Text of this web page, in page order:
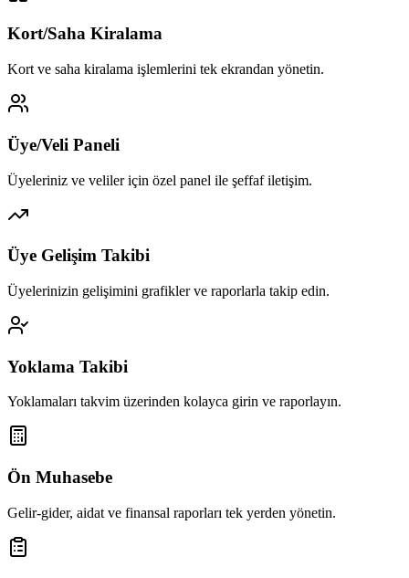
Kort/Saha Kiralama
Kort ve saha kiralama işlemlerini tek ekrandan yönetin.
Üye/Veli Paneli
Üyeleriniz ve veliler için özel panel ile şeffaf iletişim.
Üye Gelişim Takibi
Üyelerinizin gelişimini grafikler ve raporlarla takip edin.
Yoklama Takibi
Yoklamaları takvim üzerinden kolayca girin ve raporlayın.
Ön Muhasebe
Gelir-gider, aidat ve finansal raporları tek yerden yönetin.